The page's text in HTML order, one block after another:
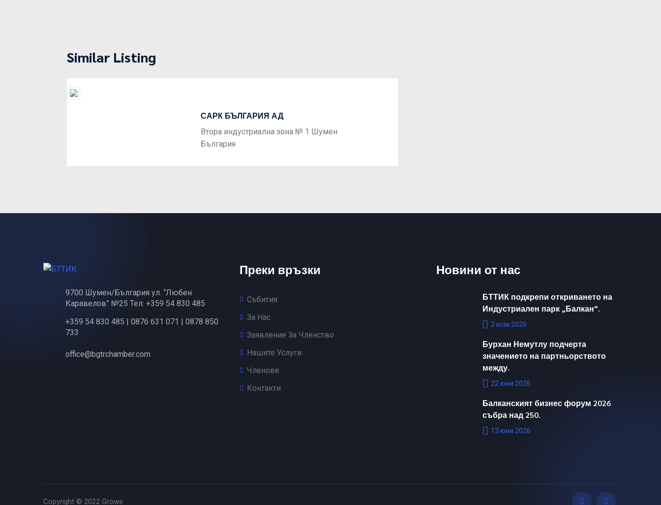
Similar Listing
САРК БЪЛГАРИЯ АД
Втора индустриална зона № 1 Шумен
България
9700 Шумен/България ул. “Любен
Каравелов” №25 Тел: +359 54 830 485
+359 54 830 485 | 0876 631 071 | 0878 850
733
office@bgtrchamber.com
Преки връзки
Събития
За Нас
Заявление За Членство
Нашите Услуги
Членове
Контакти
Новини от нас
БТТИК подкрепи откриването на
Индустриален парк „Балкан“.
2 юли 2026
Бурхан Немутлу подчерта
значението на партньорството
между.
22 юни 2026
Балканският бизнес форум 2026
събра над 250.
13 юни 2026
Copyright © 2022 Grows